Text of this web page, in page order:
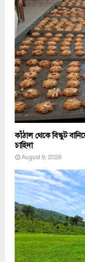
কাঁঠাল থেকে বিস্কুট
চাহিদা
August 9, 2026